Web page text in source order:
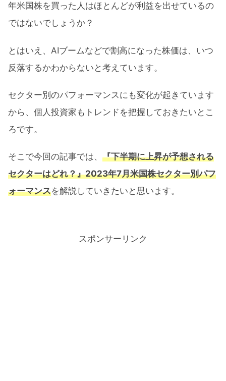
年米国株を買った人はほとんどが利益を出せているの
ではないでしょうか？
とはいえ、AIブームなどで割高になった株価は、いつ
反落するかわからないと考えています。
セクター別のパフォーマンスにも変化が起きています
から、個人投資家もトレンドを把握しておきたいとこ
ろです。
そこで今回の記事では、 『下半期に上昇が予想される
セクターはどれ？』2023年7月米国株セクター別パフ
ォーマンスを解説していきたいと思います。
スポンサーリンク